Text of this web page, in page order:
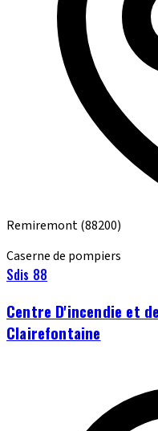
Remiremont(88200)
Caserne de pompiers
Sdis 88
Centre D'incendie et
Clairefontaine